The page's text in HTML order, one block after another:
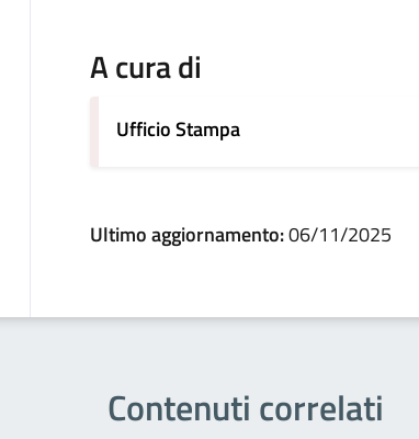
A cura di
Ufficio Stampa
Ultimo aggiornamento:06/11/2025
Contenuti correlati